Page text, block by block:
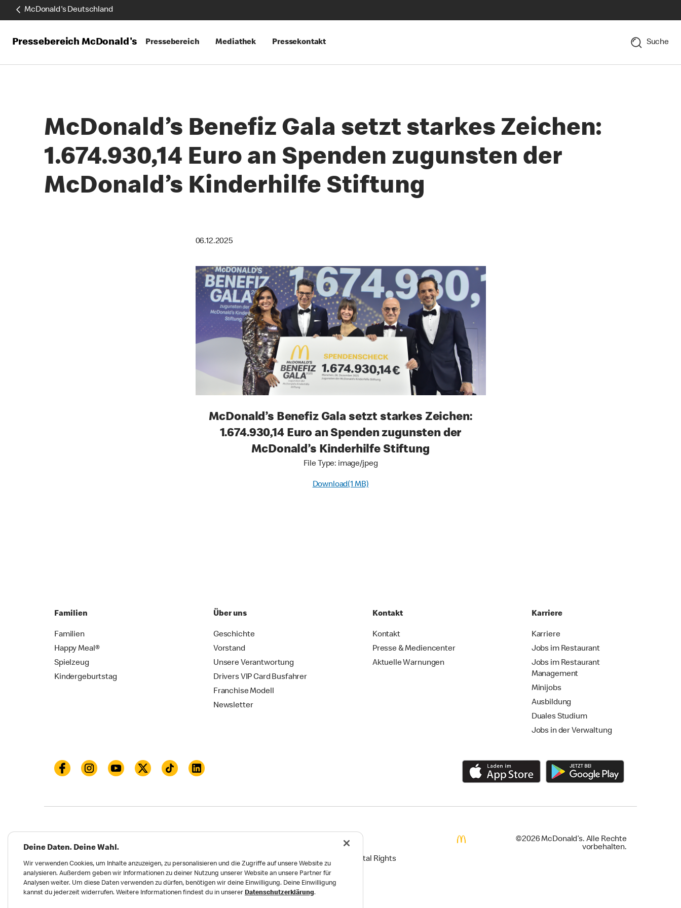
McDonald's Deutschland
Pressebereich McDonald's Pressebereich Mediathek Pressekontakt Suche
McDonald’s Benefiz Gala setzt starkes Zeichen:
1.674.930,14 Euro an Spenden zugunsten der
McDonald’s Kinderhilfe Stiftung
06.12.2025
McDonald’s Benefiz Gala setzt starkes Zeichen:
1.674.930,14 Euro an Spenden zugunsten der
McDonald’s Kinderhilfe Stiftung
File Type: image/jpeg
Download(1 MB)
Familien
Familien
Happy Meal®
Spielzeug
Kindergeburtstag
Über uns
Geschichte
Vorstand
Unsere Verantwortung
Drivers VIP Card Busfahrer
Franchise Modell
Newsletter
Kontakt
Kontakt
Presse & Mediencenter
Aktuelle Warnungen
Karriere
Karriere
Jobs im Restaurant
Jobs im Restaurant
Management
Minijobs
Ausbildung
Duales Studium
Jobs in der Verwaltung
Meldungen zu Menschen- und Umweltrechten Reports on Human and Environmental Rights
Erklärung zur Barrierefreiheit Privatsphäre Einstellungen
©2026 McDonald’s. Alle Rechte
vorbehalten.
Deine Daten. Deine Wahl.
Wir verwenden Cookies, um Inhalte anzuzeigen, zu personalisieren und die Zugriffe auf unsere Website zu
analysieren. Außerdem geben wir Informationen zu deiner Nutzung unserer Website an unsere Partner für
Analysen weiter. Um diese Daten verwenden zu dürfen, benötigen wir deine Einwilligung. Deine Einwilligung
kannst du jederzeit widerrufen. Weitere Informationen findest du in unserer Datenschutzerklärung.